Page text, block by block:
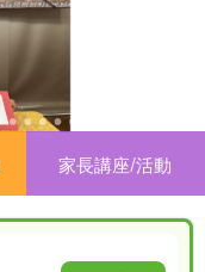
家長講座/活動